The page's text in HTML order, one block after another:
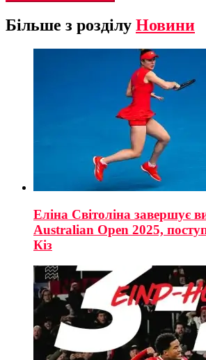
Більше з розділу Новини
Еліна Світоліна завершує
Australian Open 2025,
Кіз